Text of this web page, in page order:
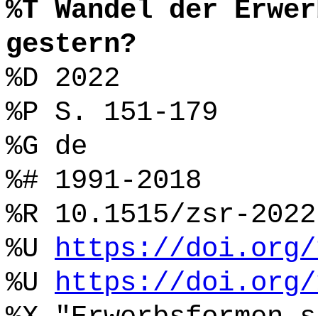
%T Wandel der
gestern?
%D 2022
%P S. 151-179
%G de
%# 1991-2018
%R 10.1515/zsr-
%U https://doi.org/
%U https://doi.org/